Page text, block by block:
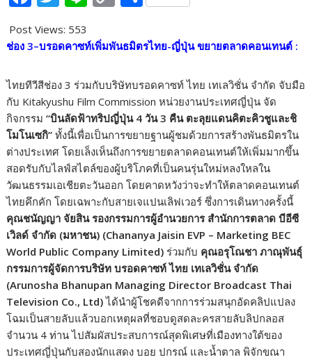
e
o
o
k
itte p
Li
n
k
ar
Post Views: 553
ช่อง 3–บรอดคาซท์เพิ่มพันธมิตรไทย-ญี่ปุ่น ขยายตลาดคอนเทนต์ :
ไทยทีวีสีช่อง 3 ร่วมกับบริษัทบรอดคาซท์ ไทย เทเลวิชั่น จำกัด จับมือ
กับ Kitakyushu Film Commission หน่วยงานประเทศญี่ปุ่น จัด
กิจกรรม“บินลัดฟ้าทริปญี่ปุ่น 4 วัน 3 คืน ตะลุยแดนคิตะคิวชูและชิ
โมโนเซกิ” ทั้งนี้เพื่อเป็นการขยายฐานผู้ชมด้วยการสร้างพันธมิตรใน
ต่างประเทศ โดยเล็งเห็นถึงการขยายตลาดคอนเทนต์ให้เพิ่มมากขึ้น
สอดรับกับไลฟ์สไตล์ของผู้บริโภคที่เป็นคนรุ่นใหม่หลงใหลใน
วัฒนธรรมเอเชียตะวันออก โดยคาดหวังว่าจะทำให้ตลาดคอนเทนต์
ไทยคึกคัก โดยเฉพาะกับสายเจแปนเลิฟเวอร์ ซึ่งการเดินทางครั้งนี้
คุณชนัญญา จัยสิน รองกรรมการผู้อำนวยการ สำนักการตลาด บีอีซี
เวิลด์ จำกัด (มหาชน) (Chananya Jaisin EVP – Marketing BEC
World Public Company Limited) ร่วมกับ คุณอรุโณชา ภาณุพันธุ์
กรรมการผู้จัดการบริษัท บรอดคาซท์ ไทย เทเลวิชั่น จำกัด
(Arunosha Bhanupan Managing Director Broadcast Thai
Television Co., Ltd)ได้นำผู้โชคดีจากการร่วมสนุกอัดคลิปแปลง
โฉมเป็นสายลับแล้วบอกเหตุผลที่ชอบดูสดละครสายลับลิปกลอส
จำนวน 4 ท่าน ไปสัมผัสประสบการณ์สุดพิเศษที่เมืองทางใต้ของ
ประเทศญี่ปุ่นกับสองนักแสดง บอย ปกรณ์ และน้ำตาล พิจักขณา